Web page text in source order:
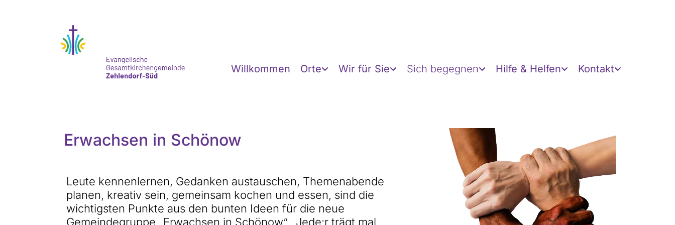
Willkommen Orte Wir für Sie Sich begegnen Hilfe & Helfen Kontakt
Erwachsen in Schönow
Leute kennenlernen, Gedanken austauschen, Themenabende
planen, kreativ sein, gemeinsam kochen und essen, sind die
wichtigsten Punkte aus den bunten Ideen für die neue
Gemeindegruppe „Erwachsen in Schönow“. Jede:r trägt mal